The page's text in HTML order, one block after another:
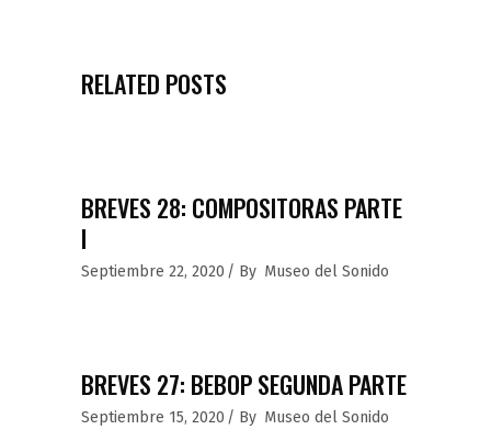
RELATED POSTS
BREVES 28: COMPOSITORAS PARTE
I
Septiembre 22, 2020 By Museo del Sonido
BREVES 27: BEBOP SEGUNDA PARTE
Septiembre 15, 2020 By Museo del Sonido